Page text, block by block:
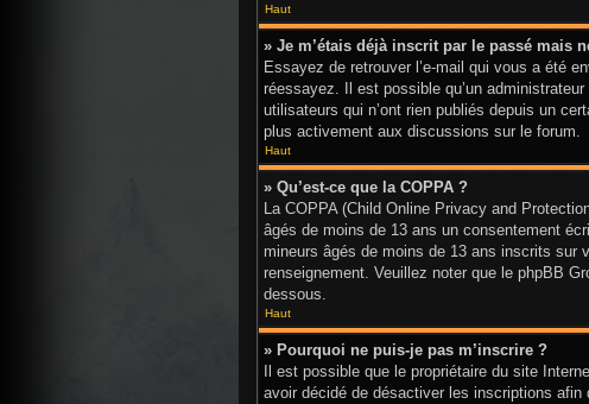
Haut
» Je m’étais déjà inscrit par le passé mais
Essayez de retrouver l’e-mail qui vous a été
réessayez. Il est possible qu’un
utilisateurs qui n’ont rien publiés depuis un
plus activement aux discussions sur le forum.
Haut
» Qu’est-ce que la COPPA ?
La COPPA (Child Online Privacy and
âgés de moins de 13 ans un consentement
mineurs âgés de moins de 13 ans inscrits sur
renseignement. Veuillez noter que le phpBB
dessous.
Haut
» Pourquoi ne puis-je pas m’inscrire ?
Il est possible que le propriétaire du site
avoir décidé de désactiver les inscriptions afin